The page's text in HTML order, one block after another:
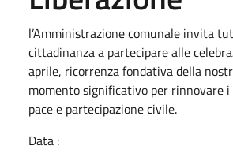
l’Amministrazione comunale invita
cittadinanza a partecipare alle
aprile, ricorrenza fondativa della
momento significativo per rinnovare
pace e partecipazione civile.
Data :